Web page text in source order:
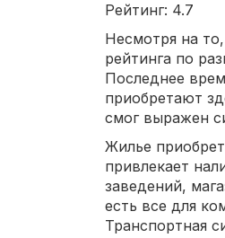
Рейтинг: 4.7
Несмотря на
рейтинга по
Последнее
приобретают
смог выражен
Жилье
привлекает
заведений,
есть все для
Транспортная